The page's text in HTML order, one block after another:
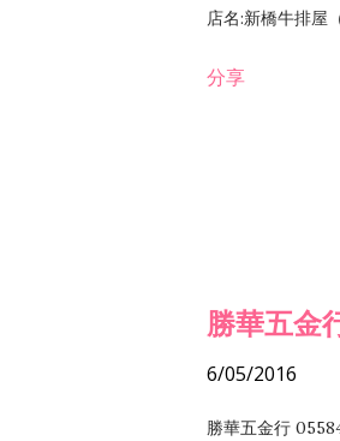
店名:新橋牛排屋
分享
勝華五金
6/05/2016
勝華五金行